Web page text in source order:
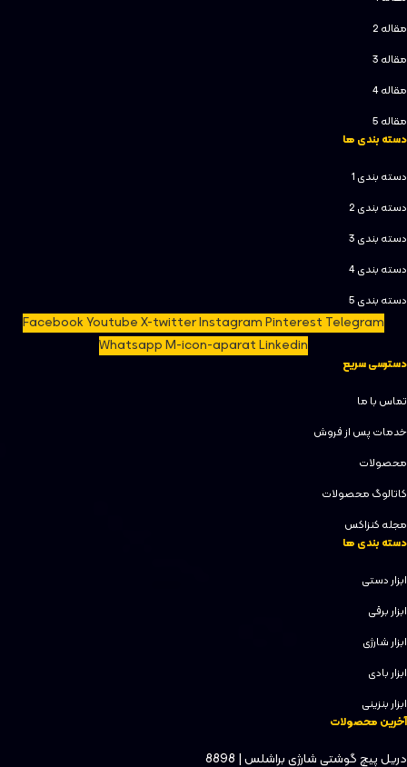
مقاله 2
مقاله 3
مقاله 4
مقاله 5
دسته بندی ها
دسته بندی 1
دسته بندی 2
دسته بندی 3
دسته بندی 4
دسته بندی 5
FacebookYoutubeX-twitterInstagramPinterest Telegram
WhatsappM-icon-aparatLinkedin
دسترسی سریع
تماس با ما
خدمات پس از فروش
محصولات
کاتالوگ محصولات
مجله کنزاکس
دسته بندی ها
ابزار دستی
ابزار برقی
ابزار شارژی
ابزار بادی
ابزار بنزینی
آخرین محصولات
دریل پیچ گوشتی شارژی براشلس | 8898